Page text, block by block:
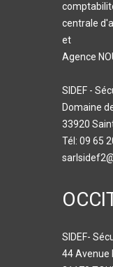
centrale
et
Agence
SIDEF -
Domaine
33920
Tél: 09 65
SIDEF-
44 Avenue